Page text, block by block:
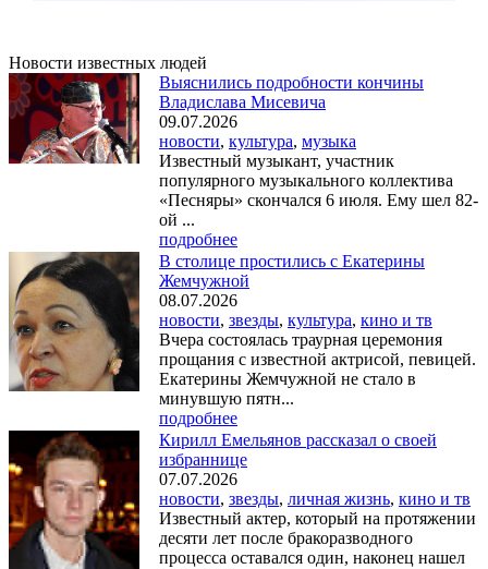
Новости известных людей
Выяснились подробности кончины
Владислава Мисевича
09.07.2026
новости, культура, музыка
Известный музыкант, участник
популярного музыкального коллектива
«Песняры» скончался 6 июля. Ему шел 82-
ой ...
подробнее
В столице простились с Екатерины
Жемчужной
08.07.2026
новости, звезды, культура, кино и тв
Вчера состоялась траурная церемония
прощания с известной актрисой, певицей.
Екатерины Жемчужной не стало в
минувшую пятн...
подробнее
Кирилл Емельянов рассказал о своей
избраннице
07.07.2026
новости, звезды, личная жизнь, кино и тв
Известный актер, который на протяжении
десяти лет после бракоразводного
процесса оставался один, наконец нашел